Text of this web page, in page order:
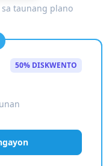
taunang plano
50% DISKWENTO